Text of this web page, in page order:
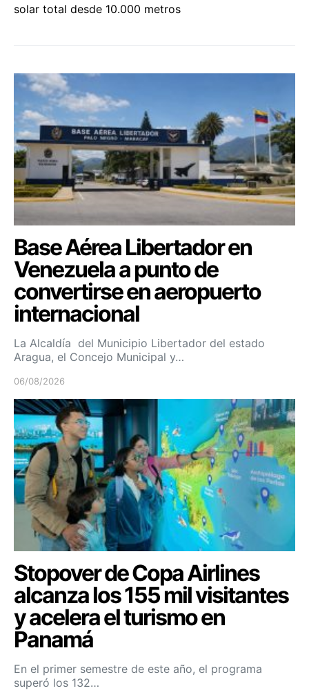
solar total desde 10.000 metros
Base Aérea Libertador en
Venezuela a punto de
convertirse en aeropuerto
internacional
La Alcaldía del Municipio Libertador del estado
Aragua, el Concejo Municipal y…
06/08/2026
Stopover de Copa Airlines
alcanza los 155 mil visitantes
y acelera el turismo en
Panamá
En el primer semestre de este año, el programa
superó los 132…